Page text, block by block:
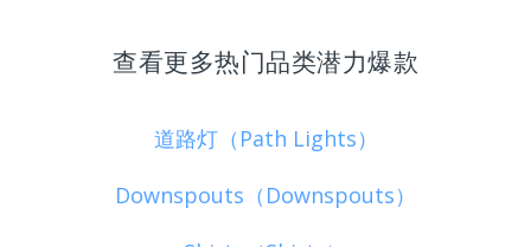
查看更多热门品类潜力爆款
道路灯（Path Lights）
Downspouts（Downspouts）